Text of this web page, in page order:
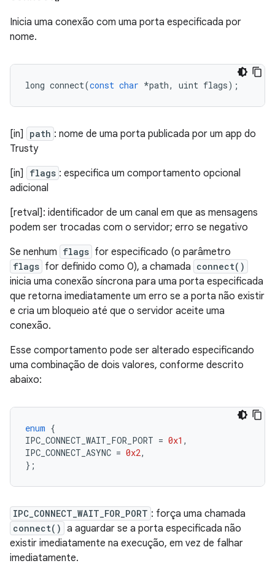
Inicia uma conexão com uma porta especificada por
nome.
long connect(const char *path, uint flags);
[in] path : nome de uma porta publicada por um app do
Trusty
[in]
flags : especifica um comportamento opcional
adicional
[retval]: identificador de um canal em que as mensagens
podem ser trocadas com o servidor; erro se negativo
Se nenhum flags for especificado (o parâmetro
flags for definido como 0), a chamada connect()
inicia uma conexão síncrona para uma porta especificada
que retorna imediatamente um erro se a porta não existir
e cria um bloqueio até que o servidor aceite uma
conexão.
Esse comportamento pode ser alterado especificando
uma combinação de dois valores, conforme descrito
abaixo:
enum {
IPC_CONNECT_WAIT_FOR_PORT = 0x1 ,
IPC_CONNECT_ASYNC = 0x2,
};
IPC_CONNECT_WAIT_FOR_PORT : força uma chamada
connect() a aguardar se a porta especificada não
existir imediatamente na execução, em vez de falhar
imediatamente.